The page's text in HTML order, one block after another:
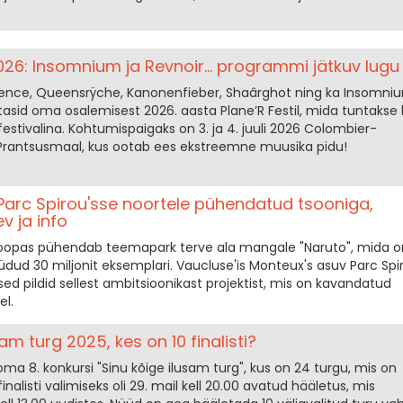
Insomnium ja Revnoir... programmi jätkuv lugu
Queensrÿche, Kanonenfieber, Shaârghot ning ka
oma osalemisest 2026. aasta Plane’R Festil, mida tuntakse
Kohtumispaigaks on 3. ja 4. juuli 2026 Colombier-
kus ootab ees ekstreemne muusika pidu!
Spirou'sse noortele pühendatud tsooniga,
ja info
pühendab teemapark terve ala mangale "Naruto", mida
30 miljonit eksemplari. Vaucluse'is Monteux's asuv Parc
pildid sellest ambitsioonikast projektist, mis on kavandatud
turg 2025, kes on 10 finalisti?
8. konkursi "Sinu kõige ilusam turg", kus on 24 turgu, mis on
valimiseks oli 29. mail kell 20.00 avatud hääletus, mis